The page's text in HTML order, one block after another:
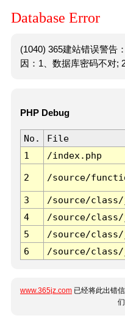
Database Error
(1040) 365建站错误警告
因：1、数据库密码不对;
PHP Debug
No. File
1
/index.php
2 /source/
3 /source/
4
/source/
5
/source/
6
/source/
www.365jz.com 已经将此出错